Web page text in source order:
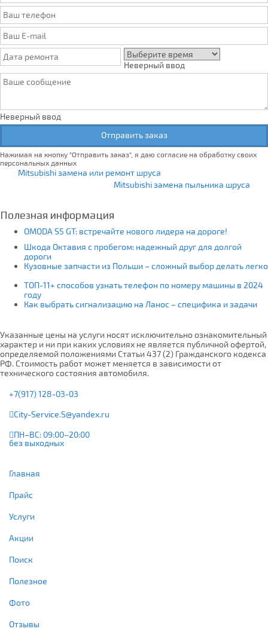
Неверный ввод
Неверный ввод
Отправить заказ
Нажимая на кнопку "Отправить заказ", я даю согласие на обработку своих
персональных данных
Mitsubishi замена или ремонт шруса
Mitsubishi замена пыльника шруса
Полезная информация
OMODA S5 GT: встречайте нового лидера на дороге!
Шкода Октавия с пробегом: надежный друг для долгой
дороги
Кузовные запчасти из Польши – сложный выбор делать легко
ТОП-11+ способов узнать телефон по номеру машины в 2024
году
Как выбрать сигнализацию на Ланос – специфика и задачи
Указанные цены на услуги носят исключительно ознакомительный
характер и ни при каких условиях не является публичной офертой,
определяемой положениями Статьи 437 (2) Гражданского кодекса
РФ. Стоимость работ может меняется в зависимости от
технического состояния автомобиля.
+7(917) 128-03-03
City-Service.S@yandex.ru
ПН–ВС: 09:00–20:00
без выходных
Главная
Прайс
Услуги
Акции
Поиск
Полезное
Фото
Отзывы